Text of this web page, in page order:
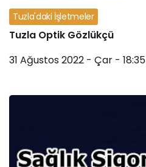
Tuzla'daki İşletmeler
Tuzla Optik Gözlükçü
31 Ağustos 2022 - Çar - 18:35